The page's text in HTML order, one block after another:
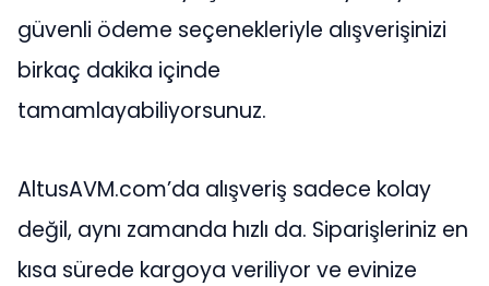
güvenli ödeme seçenekleriyle alışverişinizi
birkaç dakika içinde
tamamlayabiliyorsunuz.
AltusAVM.com’da alışveriş sadece kolay
değil, aynı zamanda hızlı da. Siparişleriniz en
kısa sürede kargoya veriliyor ve evinize